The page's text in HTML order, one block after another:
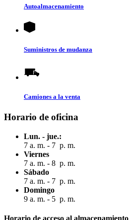
Autoalmacenamiento
Suministros de mudanza
Camiones a la venta
Horario de oficina
Lun. - jue.:
7 a. m. - 7 p. m.
Viernes
7 a. m. - 8 p. m.
Sábado
7 a. m. - 7 p. m.
Domingo
9 a. m. - 5 p. m.
Horario de acceso al almacenamiento